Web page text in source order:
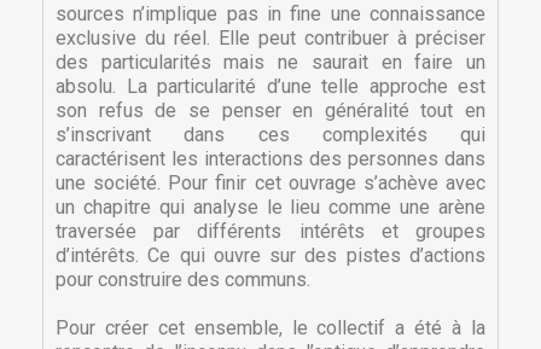
Créer une liste d'envies
Connexion
sources n’implique pas in fine une connaissance
exclusive du réel. Elle peut contribuer à préciser
des particularités mais ne saurait en faire un
absolu. La particularité d’une telle approche est
son refus de se penser en généralité tout en
s’inscrivant dans ces complexités qui
caractérisent les interactions des personnes dans
une société. Pour finir cet ouvrage s’achève avec
un chapitre qui analyse le lieu comme une arène
traversée par différents intérêts et groupes
d’intérêts. Ce qui ouvre sur des pistes d’actions
pour construire des communs.
Pour créer cet ensemble, le collectif a été à la